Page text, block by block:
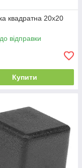
квадратна 20х20
відправки
Купити